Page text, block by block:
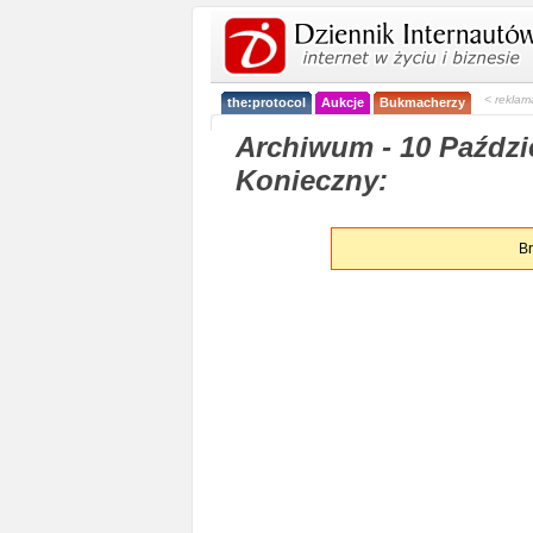
the:protocol Aukcje Bukmacherzy <
Archiwum - 10
Konieczny: